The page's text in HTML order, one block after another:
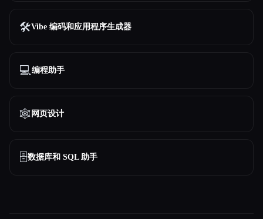
🛠️Vibe 编码和应用程序生成器
💻编程助手
🕸 网页设计
🗄️数据库和 SQL 助手